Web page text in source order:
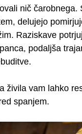
nič
delujejo
Raziskave
podaljša
živila vam lahko
spanjem.